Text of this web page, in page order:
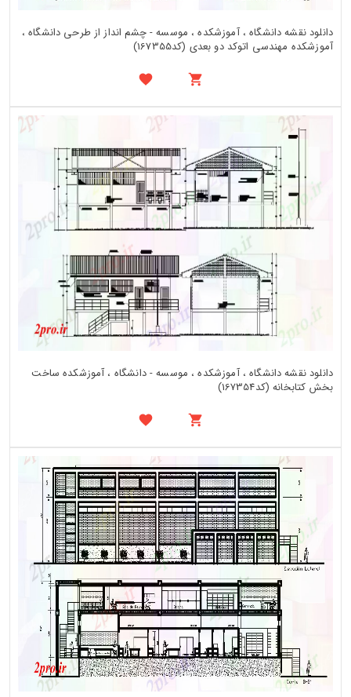
دانلود نقشه دانشگاه ، آموزشکده ، موسسه - چشم انداز از طرحی دانشگاه ،
آموزشکده مهندسی اتوکد دو بعدی (کد167355)
دانلود نقشه دانشگاه ، آموزشکده ، موسسه - دانشگاه ، آموزشکده ساخت
بخش کتابخانه (کد167354)